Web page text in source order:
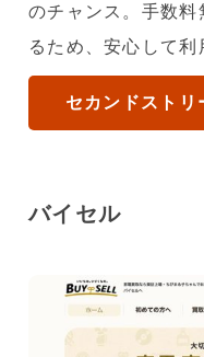
のチャンス。手数
るため、安心して利
セカンドストリ
バイセル